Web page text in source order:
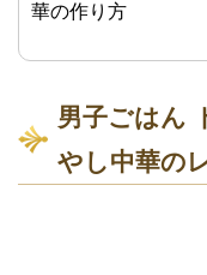
華の作り方
男子ごはん
やし中華の